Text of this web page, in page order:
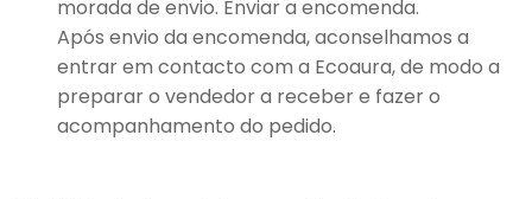
morada de envio. Enviar a encomenda.
Após envio da encomenda, aconselhamos a
entrar em contacto com a Ecoaura, de modo a
preparar o vendedor a receber e fazer o
acompanhamento do pedido.